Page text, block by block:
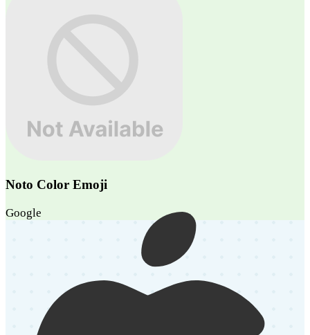
Noto Color Emoji
Google